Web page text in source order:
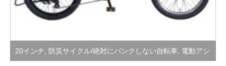
20インチ 防災サイクル/絶対にパンクしない自転車 電動アシ